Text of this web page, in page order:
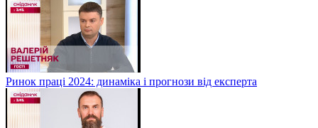
Ринок праці 2024: динаміка і прогнози від експерта